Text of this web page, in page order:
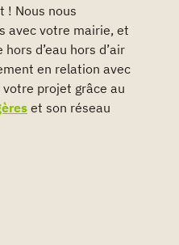
! Nous nous
avec votre mairie, et
d’eau hors d’air
en relation avec
projet grâce au
et son réseau